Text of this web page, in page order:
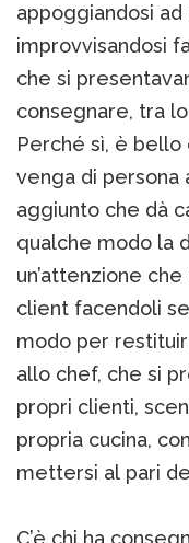
appoggiandosi
improvvisandosi
che si
consegnare, tra
Perché sì, è
venga di persona
aggiunto che dà
qualche modo la
un’attenzione
client facendoli
modo per
allo chef, che si
propri clienti,
propria cucina,
mettersi al pari
C’è chi ha